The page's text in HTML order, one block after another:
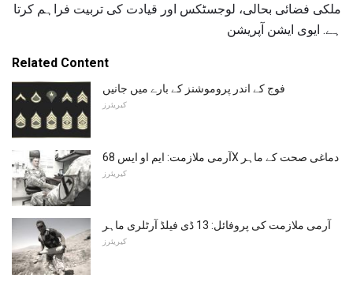
ملکی فضائی بحالی، لوجسٹکس اور قیادت کی تربیت فراہم کرتا
ہے. ایوی ایشن آپریشن
Related Content
فوج کے اندر پروموشنز کے بارے میں جانیں
کیریئرز
آرمی ملازمت: ایم او ایس 68X دماغی صحت کے ماہر
کیریئرز
آرمی ملازمت کی پروفائل: 13 ڈی فیلڈ آرٹلری ماہر
کیریئرز